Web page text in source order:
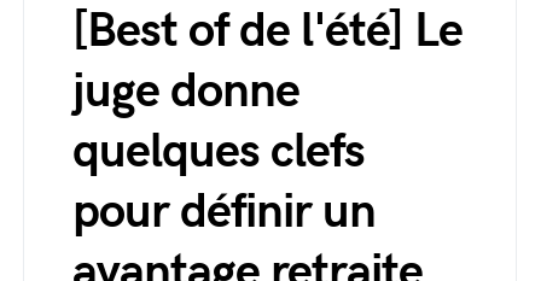
[Best of de l'été] Le
juge donne
quelques clefs
pour définir un